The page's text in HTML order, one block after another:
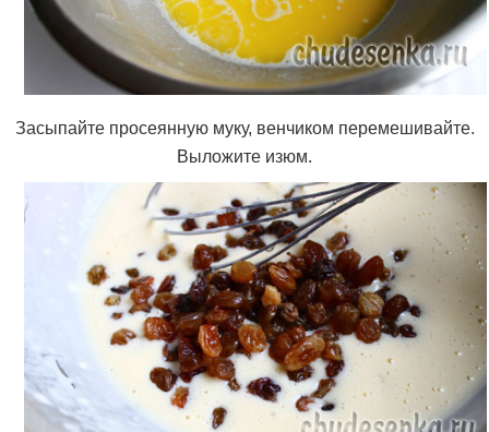
Засыпайте просеянную муку, венчиком перемешивайте.
Выложите изюм.